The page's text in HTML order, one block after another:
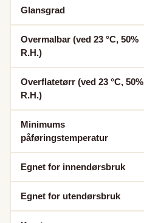
Glansgrad
Overmalbar (ved 23 °C, 50%
R.H.)
Overflatetørr (ved 23 °C, 50%
R.H.)
Minimums
påføringstemperatur
Egnet for innendørsbruk
Egnet for utendørsbruk